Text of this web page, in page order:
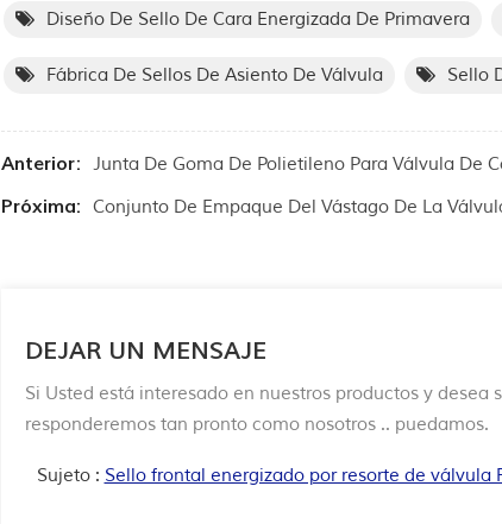
Diseño De Sello De Cara Energizada De Primavera
Fábrica De Sellos De Asiento De Válvula Sello
Anterior: Junta De Goma De Polietileno Para Válvula De
Próxima: Conjunto De Empaque Del Vástago De La
DEJAR UN MENSAJE
Si Usted está interesado en nuestros productos y
responderemos tan pronto como nosotros .. puedamos.
Sujeto : Sello frontal energizado por resorte de válvula